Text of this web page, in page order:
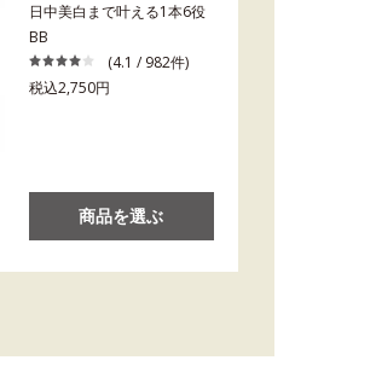
日中美白まで叶える1本6役
BB
(4.1 / 982件)
税込2,750円
商品を選ぶ